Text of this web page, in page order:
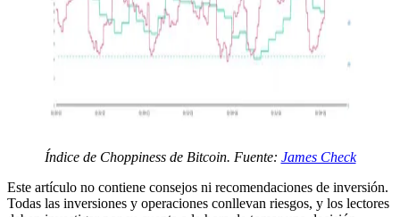
Índice de Choppiness de Bitcoin. Fuente: James Check
Este artículo no contiene consejos ni recomendaciones de inversión.
Todas las inversiones y operaciones conllevan riesgos, y los lectores